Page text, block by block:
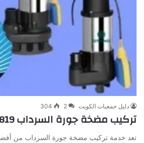
دليل جمعيات الكويت 2
304
تركيب مضخة جورة السرداب 55348819
تعد خدمة تركيب مضخة جورة السرداب من